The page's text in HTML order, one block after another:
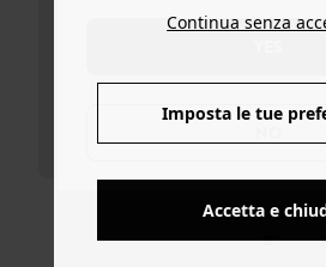
CONSEGNA A
a partire da
Continua senza
Imposta le tue
Accetta e